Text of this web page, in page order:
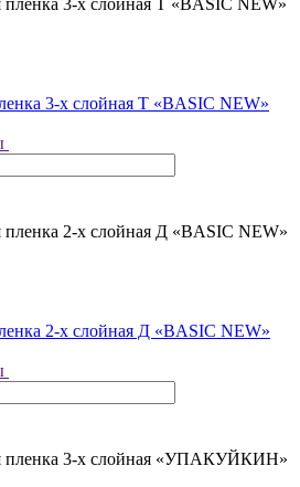
3-х слойная T «BASIC NEW»
2-х слойная Д «BASIC NEW»